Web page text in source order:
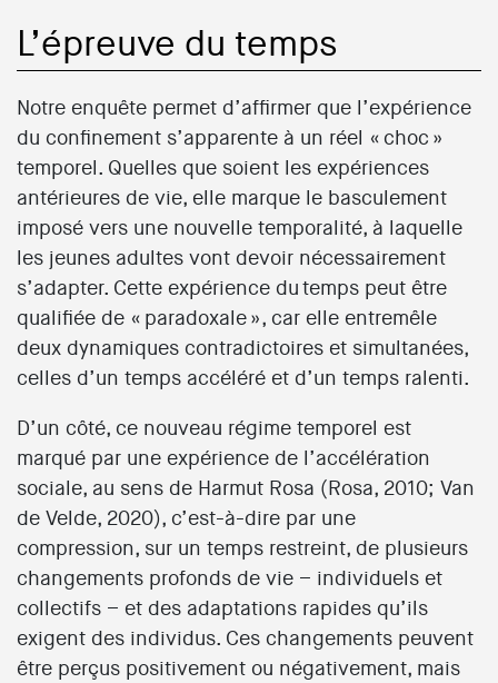
L’épreuve du temps
Notre enquête permet d’affirmer que l’expérience
du confinement s’apparente à un réel « choc »
temporel. Quelles que soient les expériences
antérieures de vie, elle marque le basculement
imposé vers une nouvelle temporalité, à laquelle
les jeunes adultes vont devoir nécessairement
s’adapter. Cette expérience du temps peut être
qualifiée de « paradoxale », car elle entremêle
deux dynamiques contradictoires et simultanées,
celles d’un temps accéléré et d’un temps ralenti.
D’un côté, ce nouveau régime temporel est
marqué par une expérience de l’accélération
sociale, au sens de Harmut Rosa (Rosa, 2010; Van
de Velde, 2020), c’est-à-dire par une
compression, sur un temps restreint, de plusieurs
changements profonds de vie – individuels et
collectifs – et des adaptations rapides qu’ils
exigent des individus. Ces changements peuvent
être perçus positivement ou négativement, mais